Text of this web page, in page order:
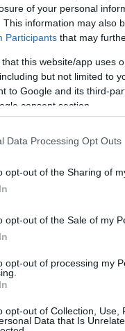
of your personal
This information may also
Participants that may
that this website/app uses
but not limited to
to Google and its third-
consent section.
Data Processing Opt Outs
opt-out of the Sharing of
opt-out of the Sale of my
opt-out of processing my
opt-out of Collection, Use,
Data that Is
τροχαίου
να
Αεροπορίας
αξιωματικού,